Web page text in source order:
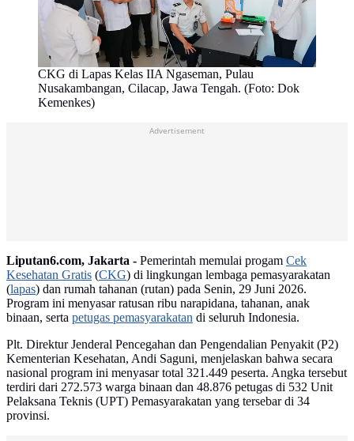
CKG di Lapas Kelas IIA Ngaseman, Pulau
Nusakambangan, Cilacap, Jawa Tengah. (Foto: Dok
Kemenkes)
Advertisement
Liputan6.com, Jakarta - Pemerintah memulai progam Cek
Kesehatan Gratis (CKG) di lingkungan lembaga pemasyarakatan
(lapas) dan rumah tahanan (rutan) pada Senin, 29 Juni 2026.
Program ini menyasar ratusan ribu narapidana, tahanan, anak
binaan, serta petugas pemasyarakatan di seluruh Indonesia.
Plt. Direktur Jenderal Pencegahan dan Pengendalian Penyakit (P2)
Kementerian Kesehatan, Andi Saguni, menjelaskan bahwa secara
nasional program ini menyasar total 321.449 peserta. Angka tersebut
terdiri dari 272.573 warga binaan dan 48.876 petugas di 532 Unit
Pelaksana Teknis (UPT) Pemasyarakatan yang tersebar di 34
provinsi.